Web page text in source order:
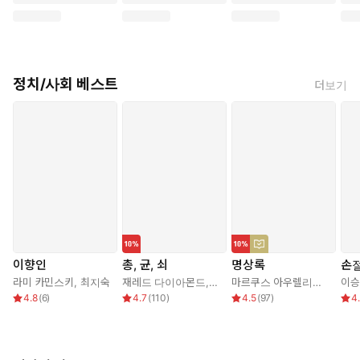
정치/사회 베스트 더보기
이향인
라미 카민스키 최지숙
4.8(6)
총, 균, 쇠
재레드 다이아몬드 강주헌
4.7 (110)
명상록
마르쿠스 아우렐리우스 박
4.5(97)
손
이